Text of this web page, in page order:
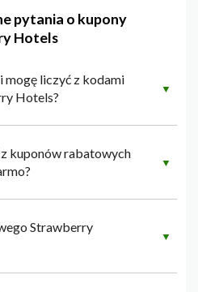
pytania o kupony
Hotels
mogę liczyć z kodami
Hotels?
▼
kuponów rabatowych
▼
Strawberry
▼